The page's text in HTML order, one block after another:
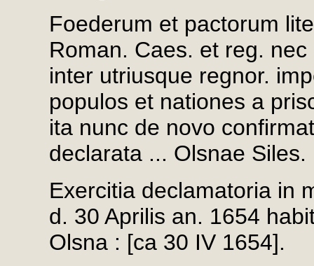
Foederum et pactorum
Roman. Caes. et reg.
inter utriusque regnor.
populos et nationes a
ita nunc de novo
declarata ... Olsnae Siles.
Exercitia declamatoria in
d. 30 Aprilis an. 1654
Olsna : [ca 30 IV 1654].